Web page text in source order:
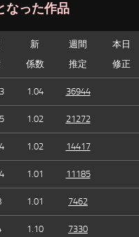
なった作品
新
係数
週間
推定
本日
修正
1.04 36944
1.02 21272
1.02 14417
1.01 11185
1.01 7462
1.10 7330